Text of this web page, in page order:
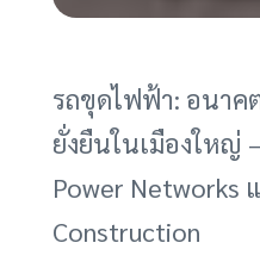
รถขุดไฟฟ้า: อนาค
ยั่งยืนในเมืองใหญ่
Power Networks
Construction